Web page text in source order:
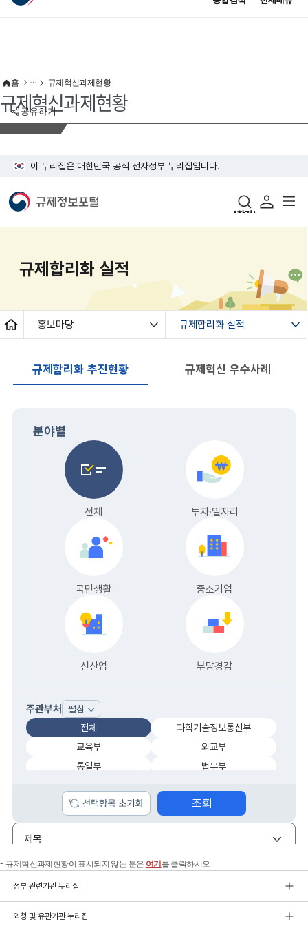
이 누리집은 대한민국 공식 전자정부 누리집입니다.
공유하기
홈 규제혁신과제현황
규제혁신과제현황
규제혁신과제현황이 표시되지 않는 분은 여기 를 클릭하시오.
정부 관련기관 누리집
외청 및 유관기관 누리집